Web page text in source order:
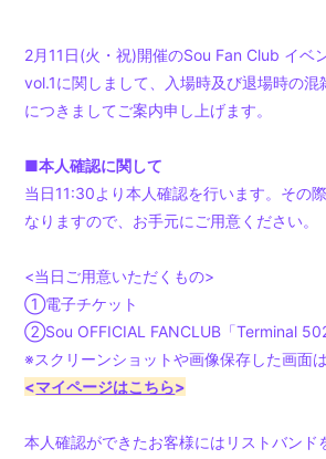
502 OMIKUJI
STORE
JOIN LOGIN
2⽉11⽇(⽕・祝)開催のSou Fan Club イベ
vol.1に関しまして、入場時及び退場時の混
につきましてご案内申し上げます。
■本人確認に関して
当日11:30より本人確認を行います。その
なりますので、お手元にご用意ください。
<当日ご用意いただくもの>
①電子チケット
②Sou OFFICIAL FANCLUB「Terminal
※スクリーンショットや画像保存した画面
<マイページはこちら>
本人確認ができたお客様にはリストバンド